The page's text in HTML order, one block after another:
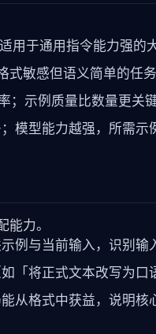
用于通用指令能力强的
式敏感但语义简单的任务
；示例质量比数量更关
模型能力越强，所需示
力。
例与当前输入，识别输
「将正式文本改写为口
从格式中获益，说明核